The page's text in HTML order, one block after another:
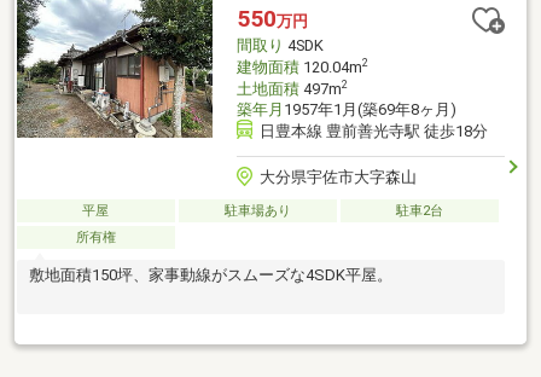
550万円
間取り 4SDK
建物面積120.04m2
土地面積497m2
築年月 1957年1月(築69年8ヶ月)
日豊本線 豊前善光寺駅 徒歩18分
大分県宇佐市大字森山
平屋 駐車場あり
駐車2台
所有権
敷地面積150坪、家事動線がスムーズな4SDK平屋。